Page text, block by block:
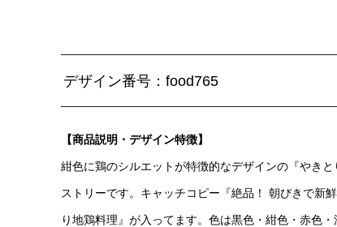
デザイン番号：food765
【商品説明・デザイン特徴】
紺色に鶏のシルエットが特徴的なデザインの『やきと
ストリーです。キャッチコピー『絶品！ 朝びきで新
り地鶏料理』が入ってます。色は黒色・紺色・赤色・